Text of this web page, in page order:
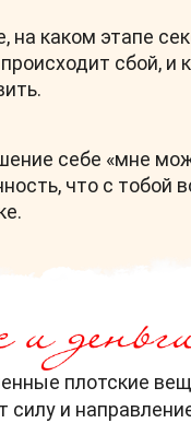
на каком этапе
сбой, и
себе «мне
что с тобой
плотские
силу и